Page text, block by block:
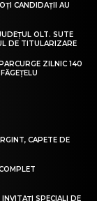
CANDIDAȚII AU
OLT. SUTE
DE TITULARIZARE
ZILNIC 140
CAPETE DE
SPECIALI DE